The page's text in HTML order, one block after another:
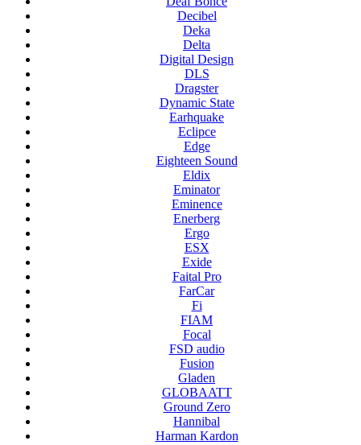
Decibel
Deka
Delta
Digital Design
DLS
Dragster
Dynamic State
Earhquake
Eclipce
Edge
Eighteen Sound
Eldix
Eminator
Eminence
Enerberg
Ergo
ESX
Exide
Faital Pro
FarCar
Fi
FIAM
Focal
FSD audio
Fusion
Gladen
GLOBAATT
Ground Zero
Hannibal
Harman Kardon